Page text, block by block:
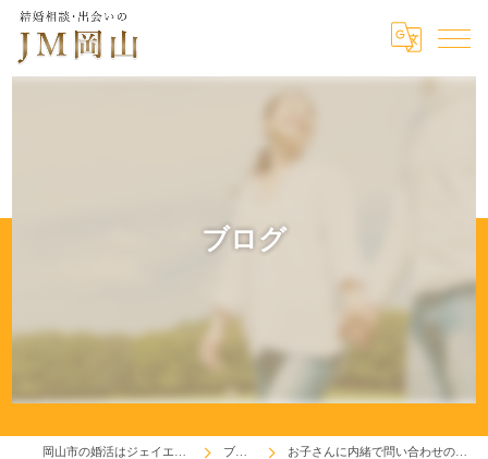
ブログ
ブログ お子さんに内緒で問い合わせのお母さま